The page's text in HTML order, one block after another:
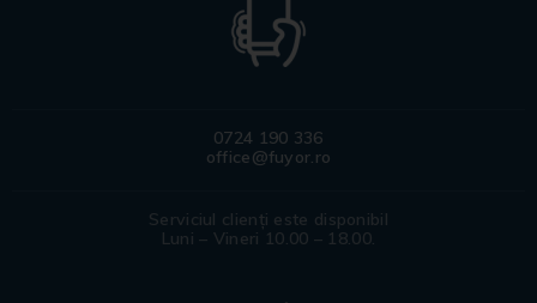
0724 190 336
office@fuyor.ro
Serviciul clienți este disponibil
Luni – Vineri 10.00 – 18.00.